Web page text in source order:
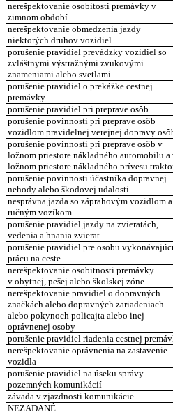
nerešpektovanie osobitosti premávky v
zimnom období
nerešpektovanie obmedzenia jazdy
niektorých druhov vozidiel
porušenie pravidiel prevádzky vozidiel so
zvláštnymi výstražnými zvukovými
znameniami alebo svetlami
porušenie pravidiel o prekážke cestnej
premávky
porušenie pravidiel pri preprave osôb
porušenie povinnosti pri preprave osôb
vozidlom pravidelnej verejnej dopravy
porušenie povinnosti pri preprave osôb v
ložnom priestore nákladného automobilu a
ložnom priestore nákladného prívesu
porušenie povinnosti účastníka dopravnej
nehody alebo škodovej udalosti
nesprávna jazda so záprahovým vozidlom a
ručným vozíkom
porušenie pravidiel jazdy na zvieratách,
vedenia a hnania zvierat
porušenie pravidiel pre osobu
prácu na ceste
nerešpektovanie osobitnosti premávky
v obytnej, pešej alebo školskej zóne
nerešpektovanie pravidiel o dopravných
značkách alebo dopravných zariadeniach
alebo pokynoch policajta alebo inej
oprávnenej osoby
porušenie pravidiel riadenia cestnej
nerešpektovanie oprávnenia na zastavenie
vozidla
porušenie pravidiel na úseku správy
pozemných komunikácií
závada v zjazdnosti komunikácie
NEZADANÉ